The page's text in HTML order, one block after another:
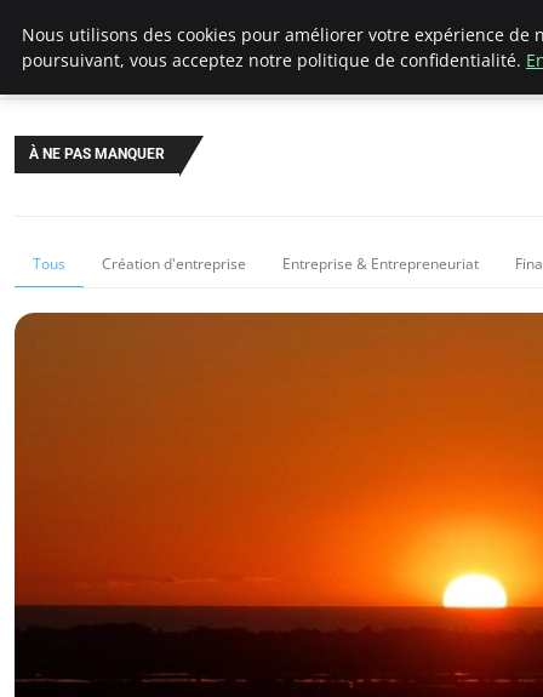
LECFCM
À NE PAS MANQUER
Tous Création d'entreprise Entreprise & Entrepreneuriat
Nous utilisons des cookies pour améliorer votre expérience de
poursuivant, vous acceptez notre politique de confidentialité.